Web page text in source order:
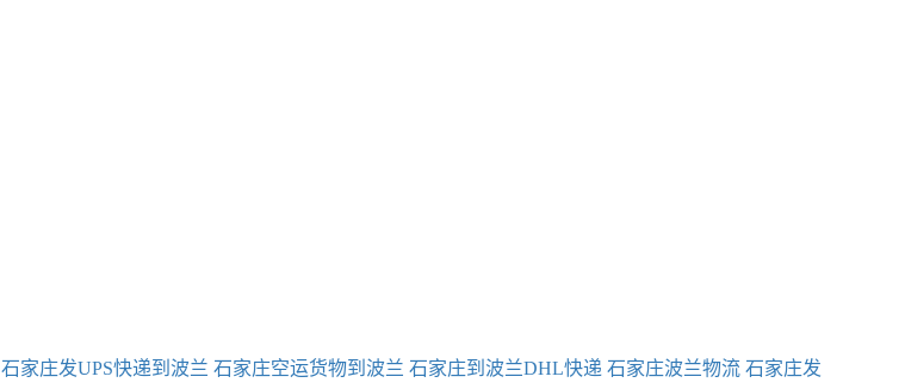
石家庄发UPS快递到波兰 石家庄空运货物到波兰 石家庄到波兰DHL快递 石家庄波兰物流 石家庄发